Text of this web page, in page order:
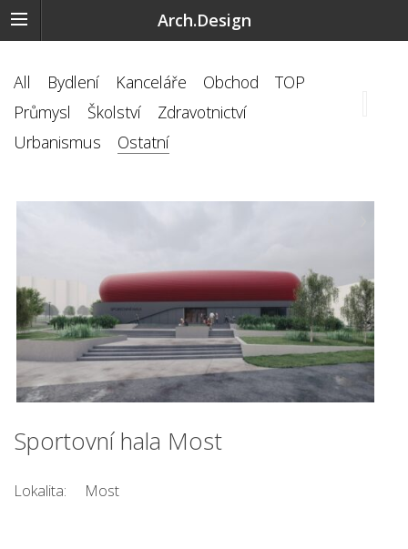
Arch.Design
All Bydlení Kanceláře Obchod
TOP
Průmysl
Školství
Zdravotnictví
Urbanismus
Ostatní
Sportovní hala Most
Lokalita: Most